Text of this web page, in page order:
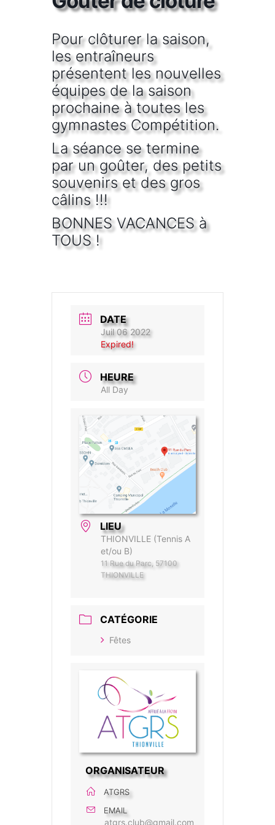
Pour clôturer la saison,
les entraîneurs
présentent les nouvelles
équipes de la saison
prochaine à toutes les
gymnastes Compétition.
La séance se termine
par un goûter, des petits
souvenirs et des gros
câlins !!!
BONNES VACANCES à
TOUS !
DATE
Juil 06 2022
Expired!
HEURE
All Day
LIEU
THIONVILLE (Tennis A
et/ou B)
11 Rue du Parc, 57100
THIONVILLE
CATÉGORIE
Fêtes
ORGANISATEUR
ATGRS
EMAIL
atgrs.club@gmail.com